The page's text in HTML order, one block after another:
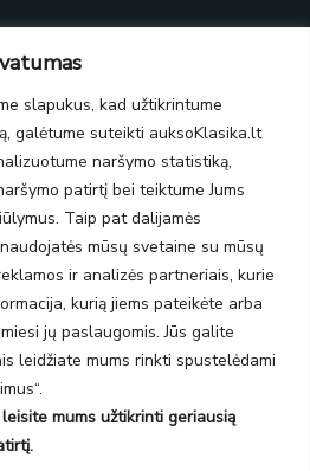
slapukus, kad užtikrintume
galėtume suteikti auksoKlasika.lt
naršymo statistiką,
patirtį bei teiktume Jums
Taip pat dalijamės
mūsų svetaine su mūsų
ir analizės partneriais, kurie
kurią jiems pateikėte arba
jų paslaugomis. Jūs galite
leidžiate mums rinkti spustelėdami
mums užtikrinti geriausią
naujienas bei riboto
SIŲSTI